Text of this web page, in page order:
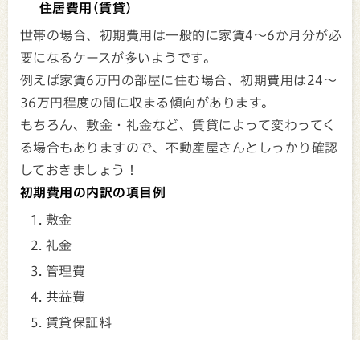
住居費用(賃貸)
世帯の場合、初期費用は一般的に家賃4～6か月分が必
要になるケースが多いようです。
例えば家賃6万円の部屋に住む場合、初期費用は24～
36万円程度の間に収まる傾向があります。
もちろん、敷金・礼金など、賃貸によって変わってく
る場合もありますので、不動産屋さんとしっかり確認
しておきましょう！
初期費用の内訳の項目例
敷金
礼金
管理費
共益費
賃貸保証料